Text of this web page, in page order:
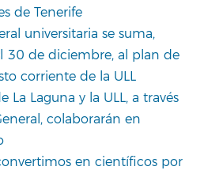
de Tenerife
universitaria se suma,
30 de diciembre, al plan de
corriente de la ULL
La Laguna y la ULL, a través
colaborarán en
en científicos por